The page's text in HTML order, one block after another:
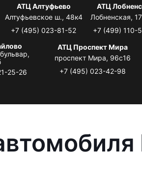
АТЦ Алтуфьево
Алтуфьевское ш., 48к4
+7 (495) 023-81-52
АТЦ
Лобненская,
+7 (499) 110-
25-26
АТЦ Проспект Мира
проспект Мира, 96с16
+7 (495) 023-42-98